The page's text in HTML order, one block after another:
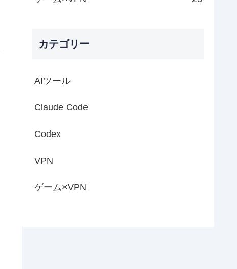
カテゴリー
AIツール
Claude Code
Codex
VPN
ゲーム×VPN